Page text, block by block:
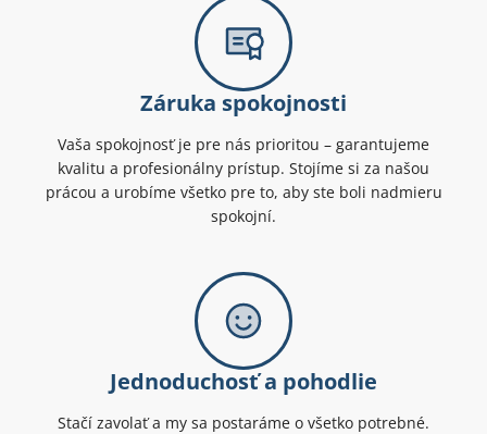
Záruka spokojnosti
Vaša spokojnosť je pre nás prioritou – garantujeme
kvalitu a profesionálny prístup. Stojíme si za našou
prácou a urobíme všetko pre to, aby ste boli nadmieru
spokojní.
Jednoduchosť a pohodlie
Stačí zavolať a my sa postaráme o všetko potrebné.